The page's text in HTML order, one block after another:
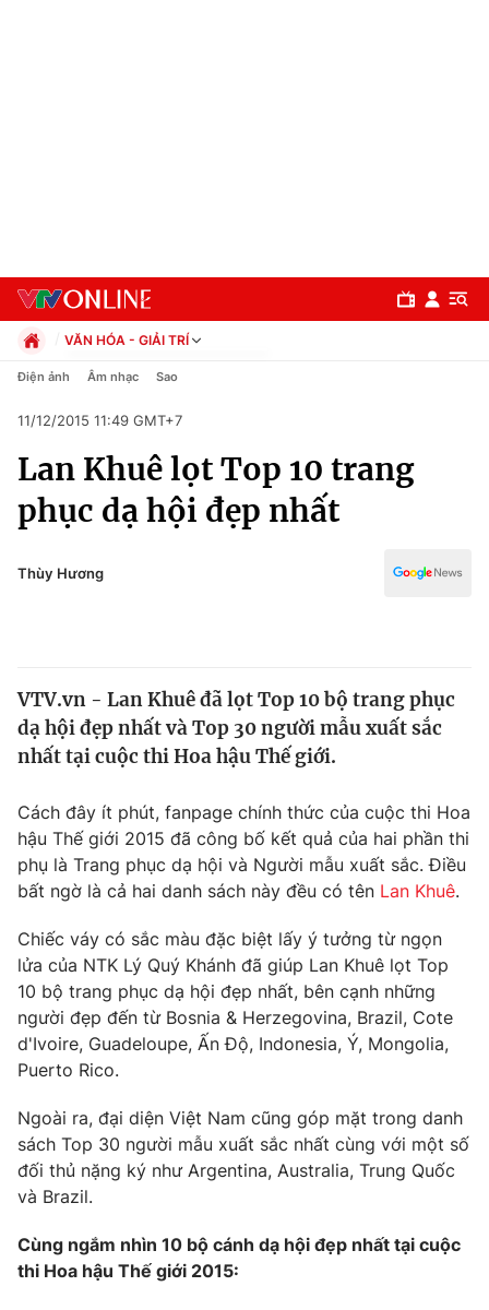
Chuyên mục
Chính trị
Thế giới
Thế giới đó đây
Câu chuyện quốc tế
Kinh tế
Tài chính
Thị trường
Góc doanh nghiệp
Dữ liệu và đời sống
Truyền hình
Phim VTV
Hậu trường
Nhân vật
Khán giả
Giải sao mai
Giải trí
Điện ảnh
Sao
Đời sống
Du lịch
Làm đẹp
Chất lượng cuộc sống
Giáo dục
Tuyển sinh
Công nghệ
Hitech Công nghệ tương lai
Sản phẩm
Giao lưu trực tuyến
VĂN HÓA - GIẢI TRÍ
Chính trị
Pháp luật
Kinh tế
Thể thao
Truyền hình
Y tế
Điện ảnh Âm nhạc Sao
11/12/2015 11:49 GMT+7
Lan Khuê lọt Top 10 trang
phục dạ hội đẹp nhất
Thùy Hương
VTV.vn - Lan Khuê đã lọt Top 10 bộ trang phục
dạ hội đẹp nhất và Top 30 người mẫu xuất sắc
nhất tại cuộc thi Hoa hậu Thế giới.
Cách đây ít phút, fanpage chính thức của cuộc thi Hoa
hậu Thế giới 2015 đã công bố kết quả của hai phần thi
phụ là Trang phục dạ hội và Người mẫu xuất sắc. Điều
bất ngờ là cả hai danh sách này đều có tên Lan Khuê.
Chiếc váy có sắc màu đặc biệt lấy ý tưởng từ ngọn
lửa của NTK Lý Quý Khánh đã giúp Lan Khuê lọt Top
10 bộ trang phục dạ hội đẹp nhất, bên cạnh những
người đẹp đến từ Bosnia & Herzegovina, Brazil, Cote
d'Ivoire, Guadeloupe, Ấn Độ, Indonesia, Ý, Mongolia,
Puerto Rico.
Ngoài ra, đại diện Việt Nam cũng góp mặt trong danh
sách Top 30 người mẫu xuất sắc nhất cùng với một số
đối thủ nặng ký như Argentina, Australia, Trung Quốc
và Brazil.
Cùng ngắm nhìn 10 bộ cánh dạ hội đẹp nhất tại cuộc
thi Hoa hậu Thế giới 2015: